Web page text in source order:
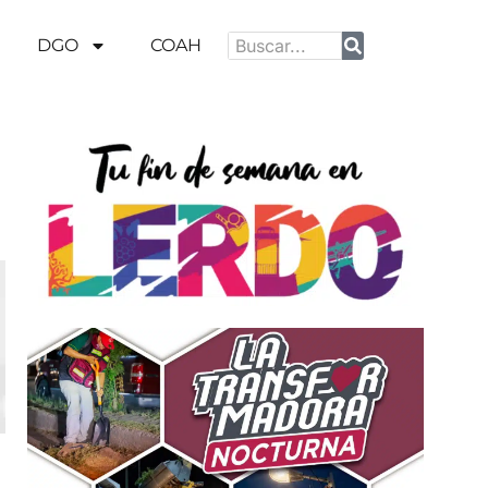
DGO COAH